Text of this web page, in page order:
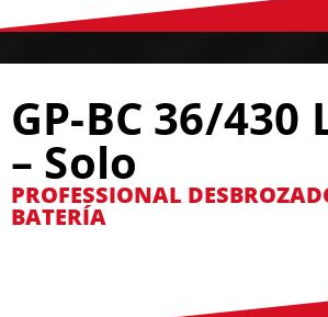
GP-BC 36/430
– Solo
PROFESSIONAL
BATERÍA